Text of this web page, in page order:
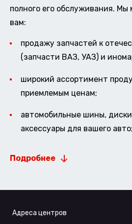
полного его обслуживания.
вам:
продажу запчастей к
(запчасти ВАЗ, УАЗ) и
широкий ассортимент
приемлемым ценам;
автомобильные шины,
аксессуары для вашего авто;
Подробнее
Адреса центров